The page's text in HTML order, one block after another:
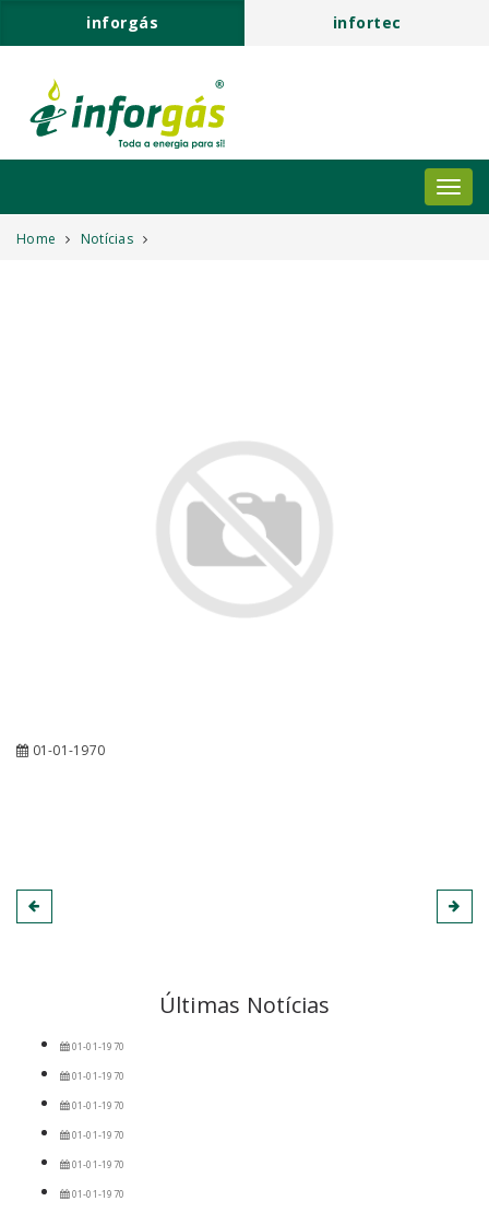
inforgás infortec
Home Notícias
01-01-1970
Últimas Notícias
01-01-1970
01-01-1970
01-01-1970
01-01-1970
01-01-1970
01-01-1970